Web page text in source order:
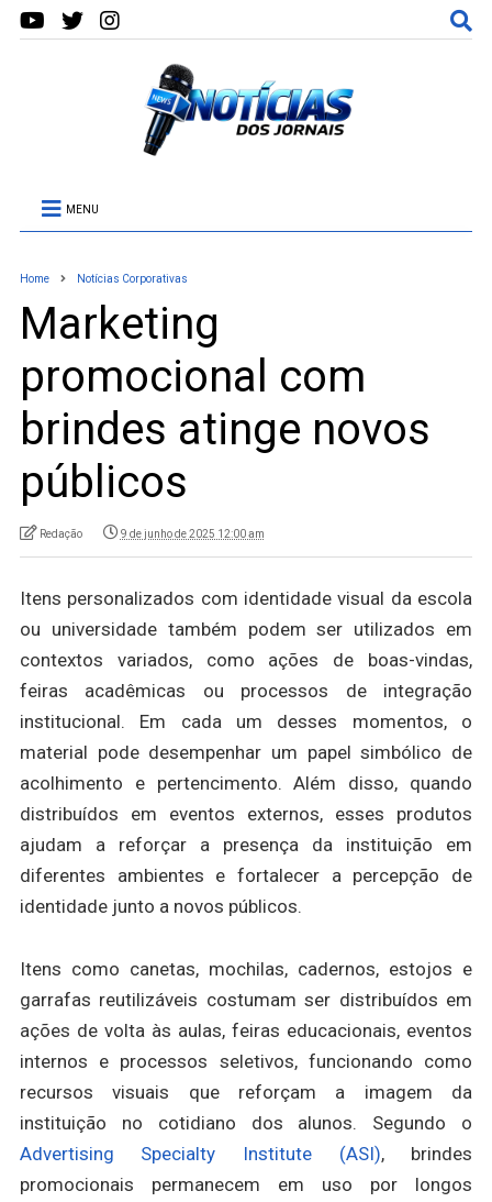
MENU
Home Notícias Corporativas
Marketing
promocional com
brindes atinge novos
públicos
Redação 9 de junho de 2025 12:00 am
Itens personalizados com identidade visual da escola
ou universidade também podem ser utilizados em
contextos variados, como ações de boas-vindas,
feiras acadêmicas ou processos de integração
institucional. Em cada um desses momentos, o
material pode desempenhar um papel simbólico de
acolhimento e pertencimento. Além disso, quando
distribuídos em eventos externos, esses produtos
ajudam a reforçar a presença da instituição em
diferentes ambientes e fortalecer a percepção de
identidade junto a novos públicos.
Itens como canetas, mochilas, cadernos, estojos e
garrafas reutilizáveis costumam ser distribuídos em
ações de volta às aulas, feiras educacionais, eventos
internos e processos seletivos, funcionando como
recursos visuais que reforçam a imagem da
instituição no cotidiano dos alunos. Segundo o
Advertising Specialty Institute (ASI), brindes
promocionais permanecem em uso por longos